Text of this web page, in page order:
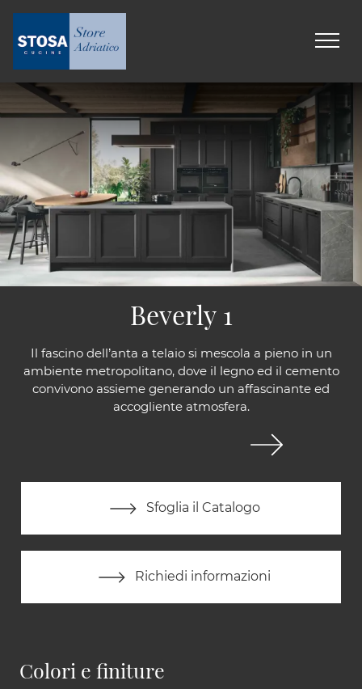
Il fascino dell’anta a telaio si mescola a pieno in un
ambiente metropolitano, dove il legno ed il cemento
convivono assieme generando un affascinante ed
accogliente atmosfera.
Sfoglia il Catalogo
Richiedi informazioni
Beverly 1
Colori e finiture